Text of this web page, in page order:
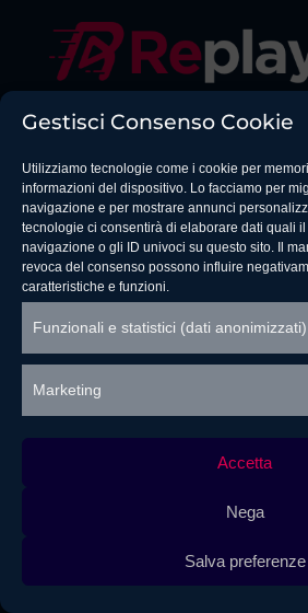
Gestisci Consenso Cookie
Utilizziamo tecnologie come i cookie per
informazioni del dispositivo. Lo facciamo per
navigazione e per mostrare annunci
tecnologie ci consentirà di elaborare dati quali
navigazione o gli ID univoci su questo sito. Il
revoca del consenso possono influire
caratteristiche e funzioni.
Funzionali e statistici (dati anonimizzati)
Marketing
Accetta
Nega
Salva preferenze
Cookie Policy (UE)
Privacy Policy Replayer
02685150993 capitale sociale